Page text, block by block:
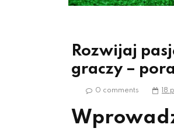
Rozwijaj
graczy –
0 comments 18